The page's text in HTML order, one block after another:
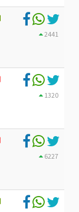
2441
1320
6227